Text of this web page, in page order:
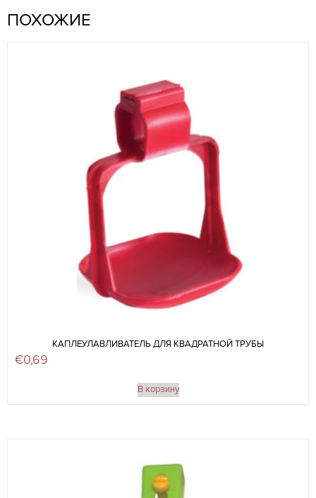
ПОХОЖИЕ
КАПЛЕУЛАВЛИВАТЕЛЬ ДЛЯ КВАДРАТНОЙ ТРУБЫ
€0,69
В корзину